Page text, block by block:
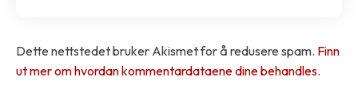
Dette nettstedet bruker Akismet for å redusere spam. Finn
ut mer om hvordan kommentardataene dine behandles.